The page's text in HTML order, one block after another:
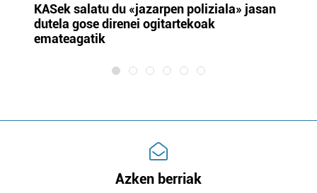
KASek salatu du «jazarpen poliziala» jasan
dutela gose direnei ogitartekoak
emateagatik
Azken berriak